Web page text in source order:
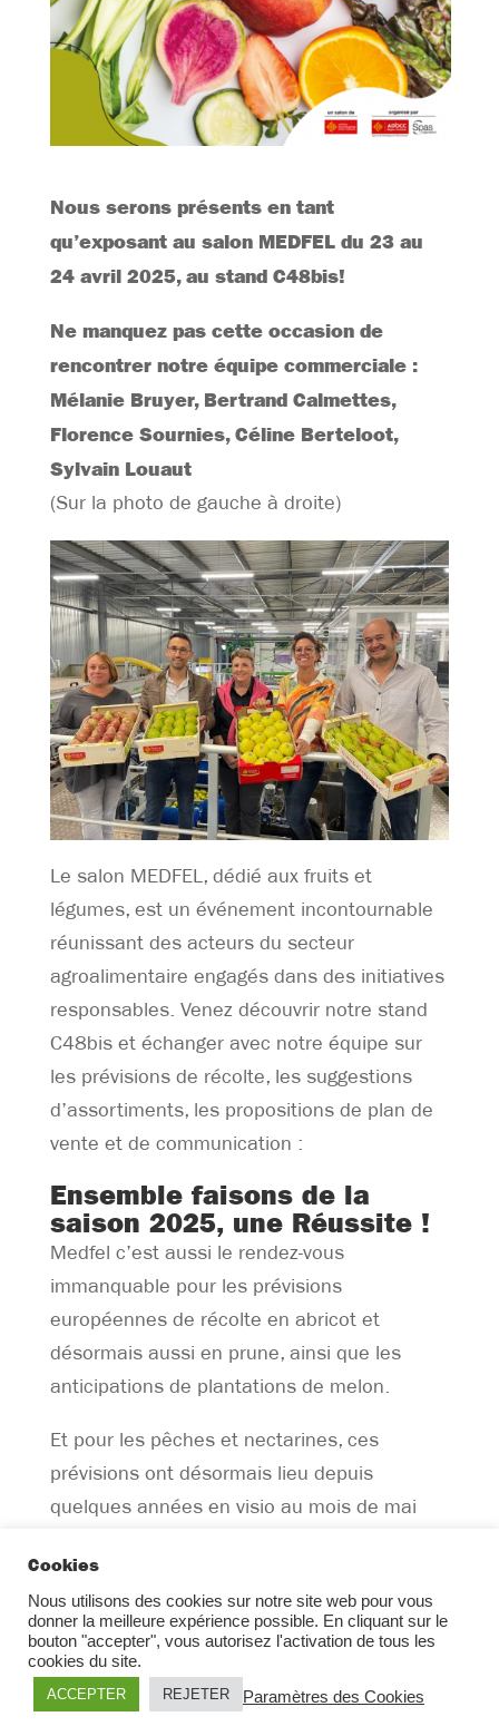
Nous serons présents en tant
qu’exposant au salon MEDFEL du 23 au
24 avril 2025, au stand C48bis!
Ne manquez pas cette occasion de
rencontrer notre équipe commerciale :
Mélanie Bruyer, Bertrand Calmettes,
Florence Sournies, Céline Berteloot,
Sylvain Louaut
(Sur la photo de gauche à droite)
Le salon MEDFEL, dédié aux fruits et
légumes, est un événement incontournable
réunissant des acteurs du secteur
agroalimentaire engagés dans des initiatives
responsables. Venez découvrir notre stand
C48bis et échanger avec notre équipe sur
les prévisions de récolte, les suggestions
d’assortiments, les propositions de plan de
vente et de communication :
Ensemble faisons de la
saison 2025, une Réussite !
Medfel c’est aussi le rendez-vous
immanquable pour les prévisions
européennes de récolte en abricot et
désormais aussi en prune, ainsi que les
anticipations de plantations de melon.
Et pour les pêches et nectarines, ces
prévisions ont désormais lieu depuis
quelques années en visio au mois de mai
d’avoir une meilleure visibilité sur les
cultures. Pour 2025, elles auront lieu le
mardi 20 mai 2025.
Mentions légales•Contact
Cookies
Nous utilisons des cookies sur notre site web pour vous
donner la meilleure expérience possible. En cliquant sur le
bouton "accepter", vous autorisez l'activation de tous les
cookies du site.
ACCEPTER REJETER Paramètres des Cookies